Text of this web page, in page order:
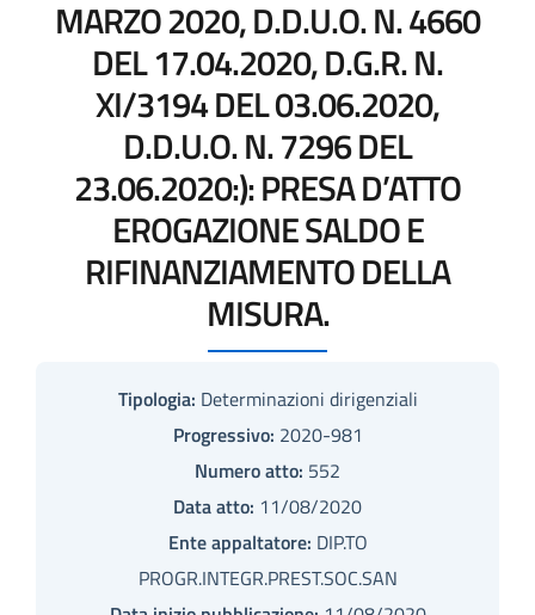
MARZO 2020, D.D.U.O. N. 4660
DEL 17.04.2020, D.G.R. N.
XI/3194 DEL 03.06.2020,
D.D.U.O. N. 7296 DEL
23.06.2020:): PRESA D’ATTO
EROGAZIONE SALDO E
RIFINANZIAMENTO DELLA
MISURA.
Tipologia: Determinazioni dirigenziali
Progressivo: 2020-981
Numero atto: 552
Data atto: 11/08/2020
Ente appaltatore: DIP.TO
PROGR.INTEGR.PREST.SOC.SAN